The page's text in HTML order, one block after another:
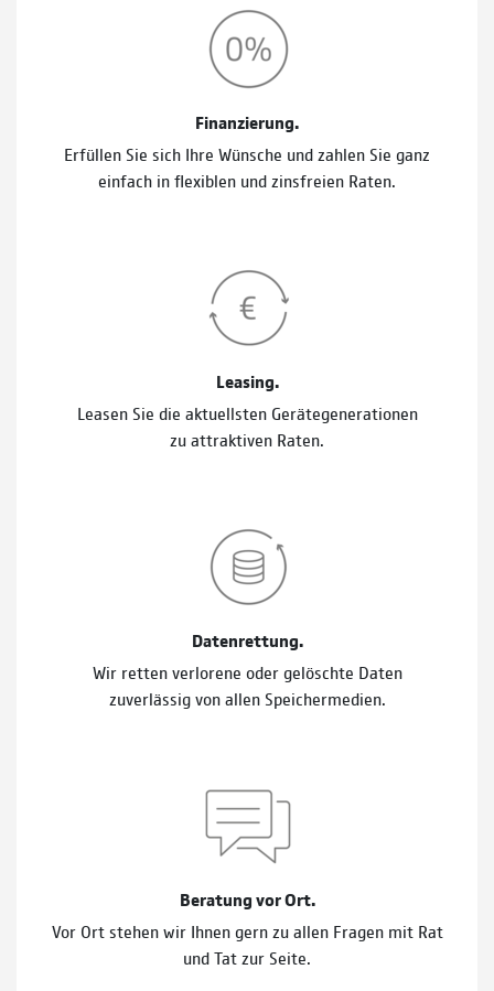
Finanzierung.
Erfüllen Sie sich Ihre Wünsche und zahlen Sie ganz
einfach in flexiblen und zinsfreien Raten.
Leasing.
Leasen Sie die aktuellsten Gerätegenerationen
zu attraktiven Raten.
Datenrettung.
Wir retten verlorene oder gelöschte Daten
zuverlässig von allen Speichermedien.
Beratung vor Ort.
Vor Ort stehen wir Ihnen gern zu allen Fragen mit Rat
und Tat zur Seite.